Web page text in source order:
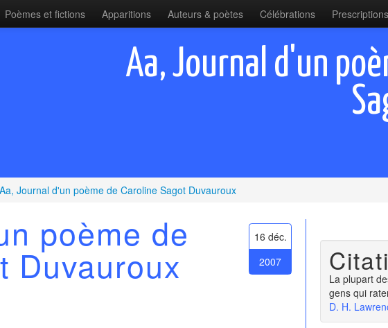
Poèmes et fictions Apparitions Auteurs & poètes Célébrations Prescriptions
Aa, Journal d'un
Aa, Journal d'un poème de Caroline Sagot Duvauroux
16 déc.
2007
poème de
Duvauroux
La plupart
gens qui
D. H.